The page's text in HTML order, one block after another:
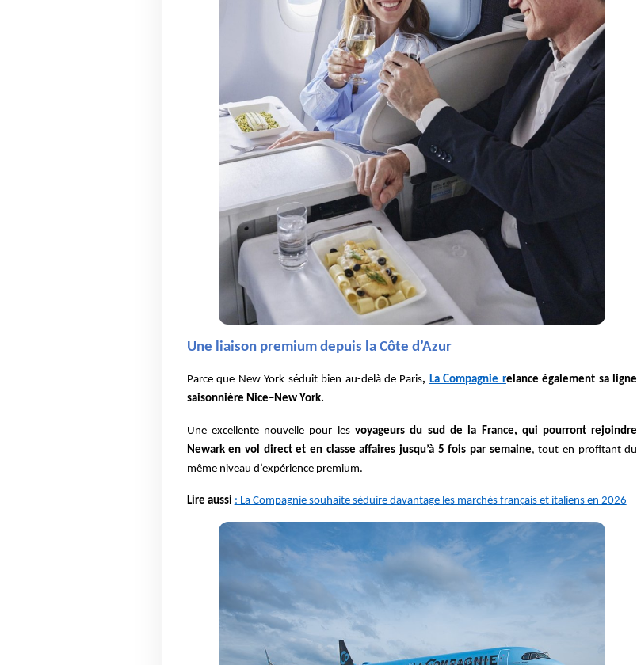
Une liaison premium depuis la Côte d’Azur
Parce que New York séduit bien au-delà de Paris, La Compagnie relance également sa ligne
saisonnière Nice–New York.
Une excellente nouvelle pour lesvoyageurs du sud de la France, qui pourront rejoindre
Newark en vol direct et en classe affaires jusqu’à 5 fois par semaine, tout en profitant du
même niveau d’expérience premium.
Lire aussi : La Compagnie souhaite séduire davantage les marchés français et italiens en 2026